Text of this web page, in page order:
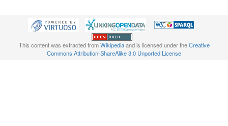
This content was extracted fromWikipediaand is licensed under theCreative
Commons Attribution-ShareAlike 3.0 Unported License